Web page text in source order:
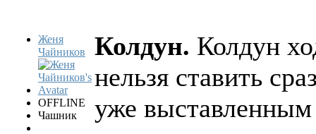
Женя
Чайников
OFFLINE
Чашник
Колдун. Колдун
нельзя ставить
уже